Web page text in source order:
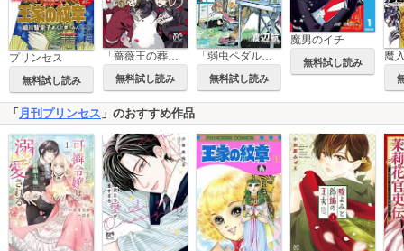
プリンセス
無料試し読み 無料試し読み 無料試し読み
魔男のイチ
無料試し読み
「月刊プリンセス 」のおすすめ作品